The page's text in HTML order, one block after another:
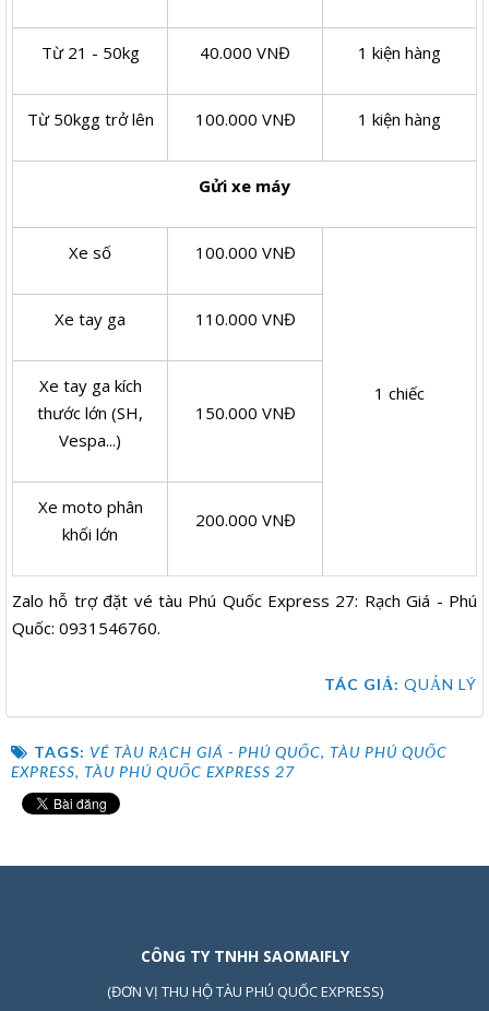
Từ 21 - 50kg 40.000 VNĐ 1 kiện hàng
Từ 50kgg trở lên 100.000 VNĐ 1 kiện hàng
Gửi xe máy
Xe số 100.000 VNĐ
1 chiếc
Xe tay ga 110.000 VNĐ
Xe tay ga kích
thước lớn (SH,
Vespa...)
150.000 VNĐ
Xe moto phân
khối lớn
200.000 VNĐ
Zalo hỗ trợ đặt vé tàu Phú Quốc Express 27: Rạch Giá - Phú
Quốc: 0931546760.
TÁC GIẢ: QUẢN LÝ
TAGS: VÉ TÀU RẠCH GIÁ - PHÚ QUỐC, TÀU PHÚ QUỐC
EXPRESS, TÀU PHÚ QUỐC EXPRESS 27
CÔNG TY TNHH SAOMAIFLY
(ĐƠN VỊ THU HỘ TÀU PHÚ QUỐC EXPRESS)